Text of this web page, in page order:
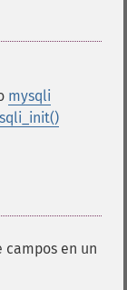
mysqli
en un